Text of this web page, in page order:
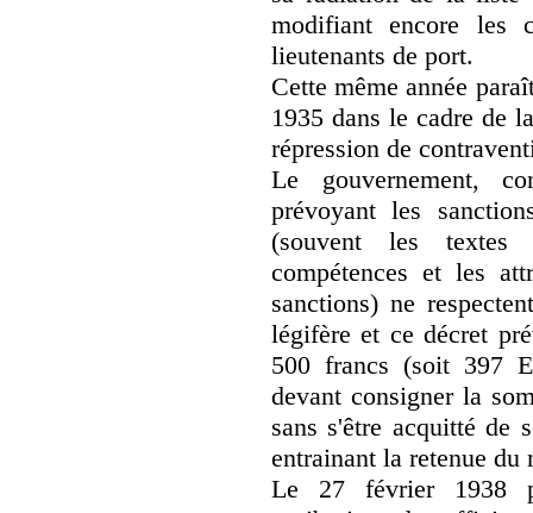
modifiant encore les
lieutenants de port.
Cette même année
1935 dans le cadre de
répression de
Le gouvernement,
prévoyant les
(souvent les textes
compétences et les
sanctions) ne
légifère et ce décret
500 francs (soit 397
devant consigner la
sans s'être acquitté de
entrainant la retenue du
Le 27 février 1938